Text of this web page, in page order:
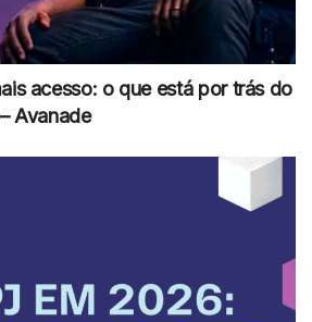
acesso: o que está por trás do
Avanade